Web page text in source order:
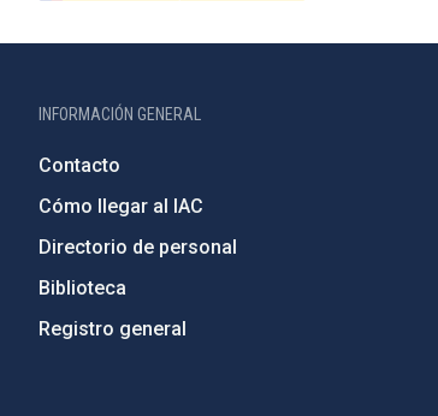
INFORMACIÓN GENERAL
Contacto
Cómo llegar al IAC
Directorio de personal
Biblioteca
Registro general